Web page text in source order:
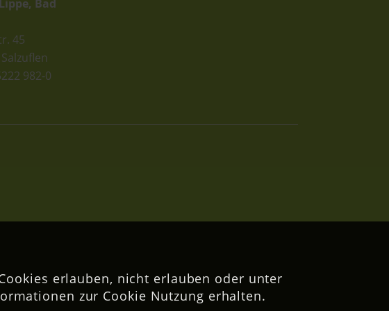
Bad
45
982-0
erlauben, nicht erlauben oder unter
zur Cookie Nutzung erhalten.